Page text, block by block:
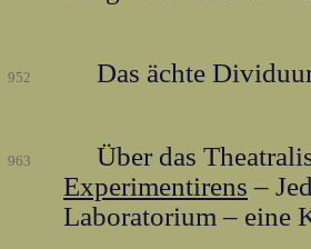
952 Das ächte
963
Über das
Experimentirens –
Laboratorium – eine